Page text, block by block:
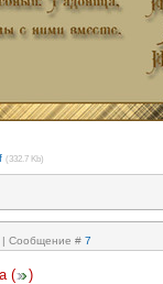
(332.7 Kb)
| Сообщение # 7
( )